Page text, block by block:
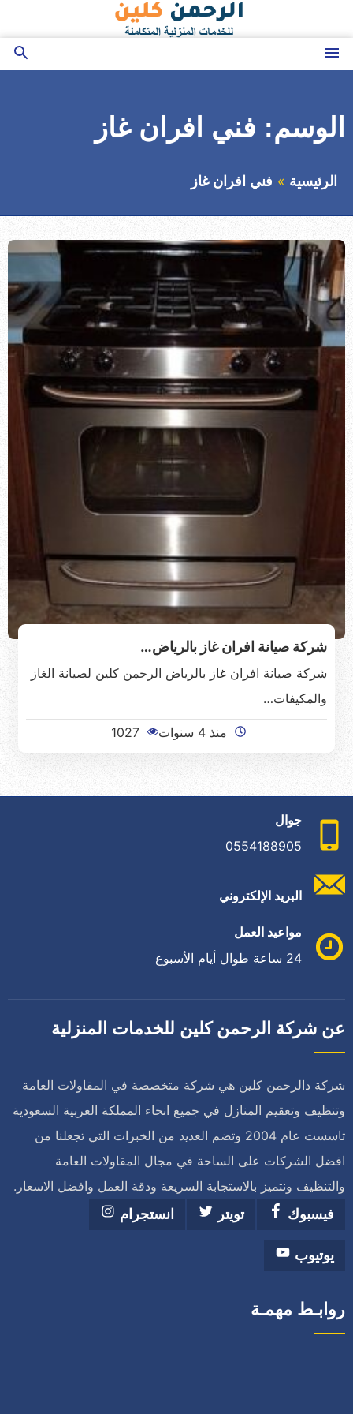
إلى
القائمة
بحث
الوسم: فني افران غاز
الرئيسية فني افران غاز
شركة صيانة افران غاز بالرياض…
شركة صيانة افران غاز بالرياض الرحمن كلين لصيانة الغاز
والمكيفات…
منذ 4 سنوات 1027
جوال
0554188905
البريد الإلكتروني
مواعيد العمل
24 ساعة طوال أيام الأسبوع
عن شركة الرحمن كلين للخدمات المنزلية
شركة دالرحمن كلين هي شركة متخصصة في المقاولات العامة
وتنظيف وتعقيم المنازل في جميع انحاء المملكة العربية السعودية
تاسست عام 2004 وتضم العديد من الخبرات التي تجعلنا من
افضل الشركات على الساحة في مجال المقاولات العامة
والتنظيف ونتميز بالاستجابة السريعة ودقة العمل وافضل الاسعار.
فيسبوك
تويتر انستجرام
يوتيوب
روابـط مهمـة